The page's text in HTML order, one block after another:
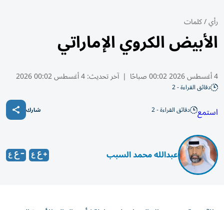
رأي/كلمات
الأبيض الكروي الإماراتي
4 أغسطس 2026 00:02 صباحًا | آخر تحديث:4 أغسطس 00:02 2026
دقائق القراءة - 2
استمع دقائق القراءة - 2 شارك
عبدالله محمد السبب
الآن، وقد تم إسدال الستار على بطولة كأس العالم الأخيرة التي